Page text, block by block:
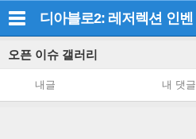
디아블로2: 레저렉션 인벤
오픈 이슈 갤러리
내글 내 댓글